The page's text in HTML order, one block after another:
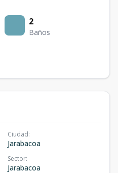
2
Baños
Ciudad:
Jarabacoa
Sector:
Jarabacoa